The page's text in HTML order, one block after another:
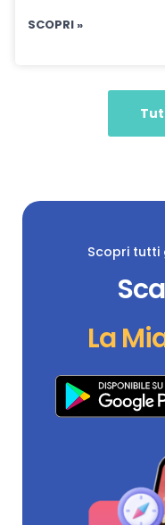
SCOPRI »
Scopri tutti
La